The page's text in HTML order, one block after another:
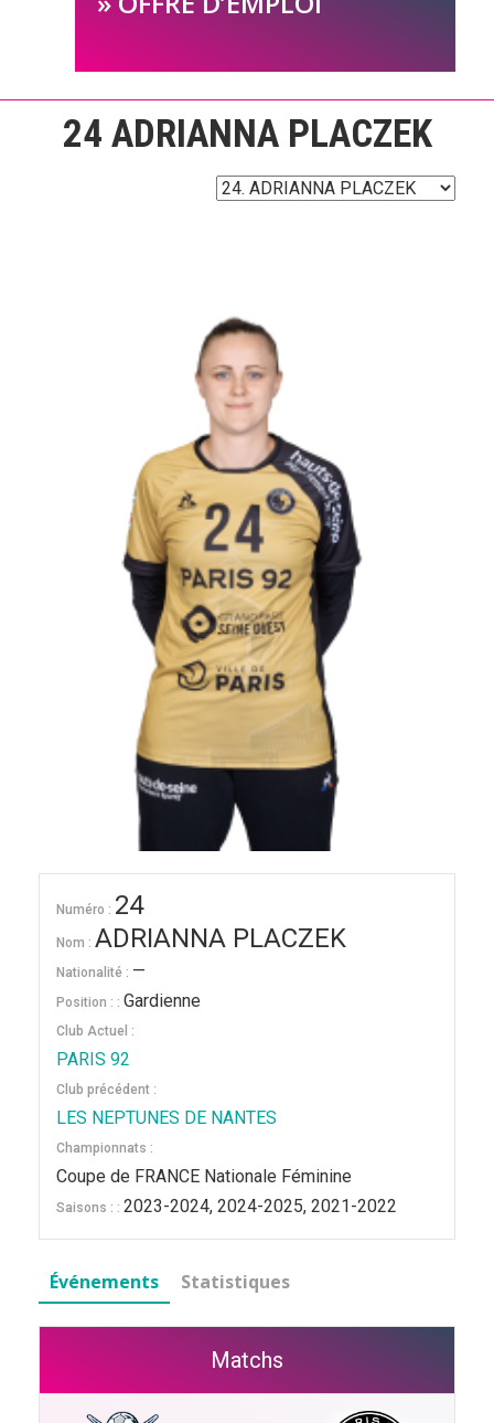
24 ADRIANNA PLACZEK
Numéro : 24
Nom : ADRIANNA PLACZEK
Nationalité : —
Position : : Gardienne
Club Actuel :
PARIS 92
Club précédent :
LES NEPTUNES DE NANTES
Championnats :
Coupe de FRANCE Nationale Féminine
Saisons : : 2023-2024, 2024-2025, 2021-2022
Événements Statistiques
Matchs